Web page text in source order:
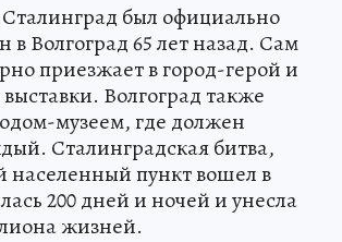
был официально
в Волгоград 65 лет назад. Сам
приезжает в город-герой и
Волгоград также
музеем, где должен
Сталинградская битва,
населенный пункт вошел в
200 дней и ночей и унесла
жизней.